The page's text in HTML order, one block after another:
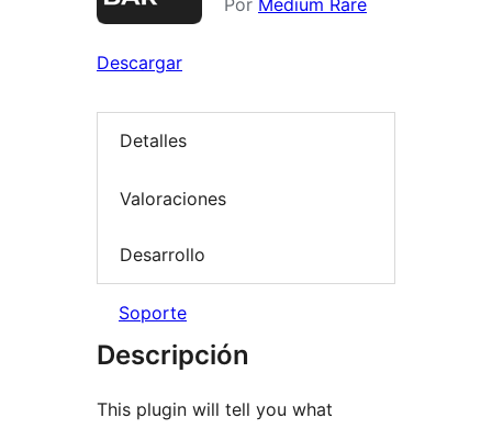
Por Medium Rare
Descargar
Detalles
Valoraciones
Desarrollo
Soporte
Descripción
This plugin will tell you what